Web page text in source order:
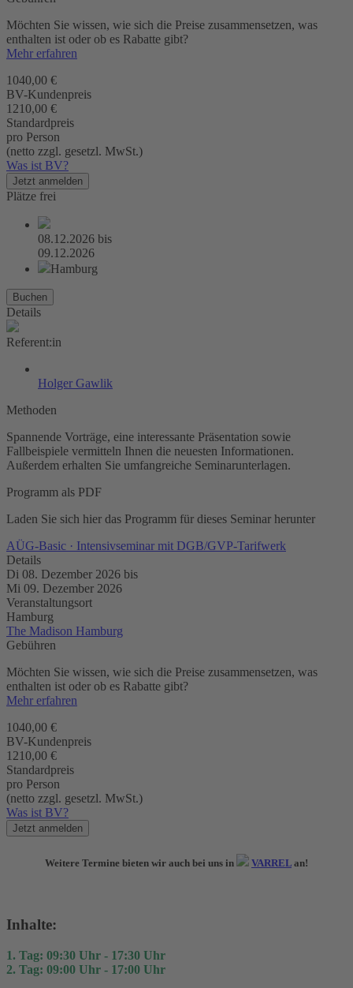
Möchten Sie wissen, wie sich die Preise zusammensetzen, was
enthalten ist oder ob es Rabatte gibt?
Mehr erfahren
1040,00 €
BV-Kundenpreis
1210,00 €
Standardpreis
pro Person
(netto zzgl. gesetzl. MwSt.)
Was ist BV?
Jetzt anmelden
Plätze frei
08.12.2026 bis
09.12.2026
Hamburg
Buchen
Details
Referent:in
Holger Gawlik
Methoden
Spannende Vorträge, eine interessante Präsentation sowie
Fallbeispiele vermitteln Ihnen die neuesten Informationen.
Außerdem erhalten Sie umfangreiche Seminarunterlagen.
Programm als PDF
Laden Sie sich hier das Programm für dieses Seminar herunter
AÜG-Basic · Intensivseminar mit DGB/GVP-Tarifwerk
Details
Di 08. Dezember 2026 bis
Mi 09. Dezember 2026
Veranstaltungsort
Hamburg
The Madison Hamburg
Gebühren
Möchten Sie wissen, wie sich die Preise zusammensetzen, was
enthalten ist oder ob es Rabatte gibt?
Mehr erfahren
1040,00 €
BV-Kundenpreis
1210,00 €
Standardpreis
pro Person
(netto zzgl. gesetzl. MwSt.)
Was ist BV?
Jetzt anmelden
Weitere Termine bieten wir auch bei uns in VARREL an!
Inhalte:
1. Tag: 09:30 Uhr - 17:30 Uhr
2. Tag: 09:00 Uhr - 17:00 Uhr